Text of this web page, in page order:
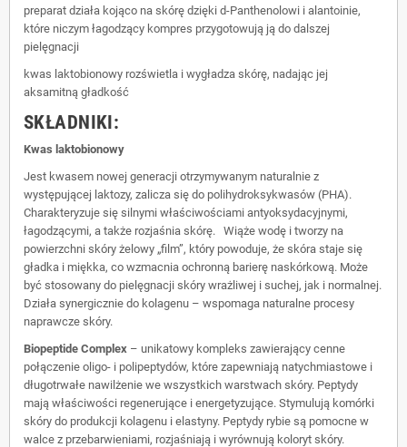
preparat działa kojąco na skórę dzięki d-Panthenolowi i alantoinie,
które niczym łagodzący kompres przygotowują ją do dalszej
pielęgnacji
kwas laktobionowy rozświetla i wygładza skórę, nadając jej
aksamitną gładkość
SKŁADNIKI:
Kwas laktobionowy
Jest kwasem nowej generacji otrzymywanym naturalnie z
występującej laktozy, zalicza się do polihydroksykwasów (PHA).
Charakteryzuje się silnymi właściwościami antyoksydacyjnymi,
łagodzącymi, a także rozjaśnia skórę. Wiąże wodę i tworzy na
powierzchni skóry żelowy „film”, który powoduje, że skóra staje się
gładka i miękka, co wzmacnia ochronną barierę naskórkową. Może
być stosowany do pielęgnacji skóry wrażliwej i suchej, jak i normalnej.
Działa synergicznie do kolagenu – wspomaga naturalne procesy
naprawcze skóry.
Biopeptide Complex – unikatowy kompleks zawierający cenne
połączenie oligo- i polipeptydów, które zapewniają natychmiastowe i
długotrwałe nawilżenie we wszystkich warstwach skóry. Peptydy
mają właściwości regenerujące i energetyzujące. Stymulują komórki
skóry do produkcji kolagenu i elastyny. Peptydy rybie są pomocne w
walce z przebarwieniami, rozjaśniają i wyrównują koloryt skóry.